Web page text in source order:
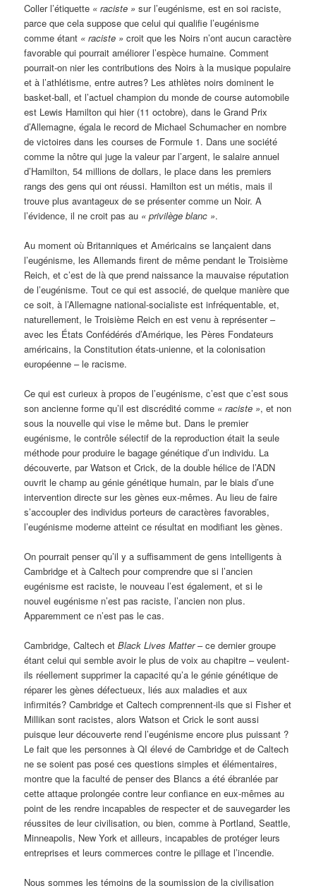
Coller l’étiquette « raciste » sur l’eugénisme, est en soi raciste,
parce que cela suppose que celui qui qualifie l’eugénisme
comme étant « raciste » croit que les Noirs n’ont aucun caractère
favorable qui pourrait améliorer l’espèce humaine. Comment
pourrait-on nier les contributions des Noirs à la musique populaire
et à l’athlétisme, entre autres? Les athlètes noirs dominent le
basket-ball, et l’actuel champion du monde de course automobile
est Lewis Hamilton qui hier (11 octobre), dans le Grand Prix
d’Allemagne, égala le record de Michael Schumacher en nombre
de victoires dans les courses de Formule 1. Dans une société
comme la nôtre qui juge la valeur par l’argent, le salaire annuel
d’Hamilton, 54 millions de dollars, le place dans les premiers
rangs des gens qui ont réussi. Hamilton est un métis, mais il
trouve plus avantageux de se présenter comme un Noir. A
l’évidence, il ne croit pas au « privilège blanc ».
Au moment où Britanniques et Américains se lançaient dans
l’eugénisme, les Allemands firent de même pendant le Troisième
Reich, et c’est de là que prend naissance la mauvaise réputation
de l’eugénisme. Tout ce qui est associé, de quelque manière que
ce soit, à l’Allemagne national-socialiste est infréquentable, et,
naturellement, le Troisième Reich en est venu à représenter –
avec les États Confédérés d’Amérique, les Pères Fondateurs
américains, la Constitution états-unienne, et la colonisation
européenne – le racisme.
Ce qui est curieux à propos de l’eugénisme, c’est que c’est sous
son ancienne forme qu’il est discrédité comme « raciste », et non
sous la nouvelle qui vise le même but. Dans le premier
eugénisme, le contrôle sélectif de la reproduction était la seule
méthode pour produire le bagage génétique d’un individu. La
découverte, par Watson et Crick, de la double hélice de l’ADN
ouvrit le champ au génie génétique humain, par le biais d’une
intervention directe sur les gènes eux-mêmes. Au lieu de faire
s’accoupler des individus porteurs de caractères favorables,
l’eugénisme moderne atteint ce résultat en modifiant les gènes.
On pourrait penser qu’il y a suffisamment de gens intelligents à
Cambridge et à Caltech pour comprendre que si l’ancien
eugénisme est raciste, le nouveau l’est également, et si le
nouvel eugénisme n’est pas raciste, l’ancien non plus.
Apparemment ce n’est pas le cas.
Cambridge, Caltech etBlack Lives Matter– ce dernier groupe
étant celui qui semble avoir le plus de voix au chapitre – veulent-
ils réellement supprimer la capacité qu’a le génie génétique de
réparer les gènes défectueux, liés aux maladies et aux
infirmités? Cambridge et Caltech comprennent-ils que si Fisher et
Millikan sont racistes, alors Watson et Crick le sont aussi
puisque leur découverte rend l’eugénisme encore plus puissant ?
Le fait que les personnes à QI élevé de Cambridge et de Caltech
ne se soient pas posé ces questions simples et élémentaires,
montre que la faculté de penser des Blancs a été ébranlée par
cette attaque prolongée contre leur confiance en eux-mêmes au
point de les rendre incapables de respecter et de sauvegarder les
réussites de leur civilisation, ou bien, comme à Portland, Seattle,
Minneapolis, New York et ailleurs, incapables de protéger leurs
entreprises et leurs commerces contre le pillage et l’incendie.
Nous sommes les témoins de la soumission de la civilisation